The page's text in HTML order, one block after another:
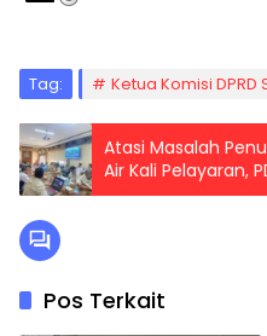
Tag: Ketua Komisi DPRD
Atasi Masalah
Air Kali Pelayaran,
Koordinasi Lintas
Pos Terkait